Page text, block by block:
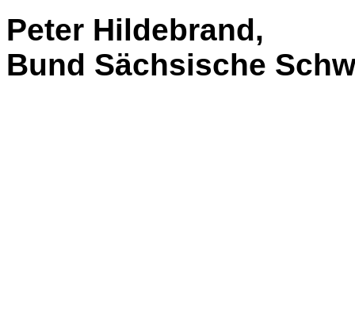
Peter Hildebrand,
Bund Sächsische